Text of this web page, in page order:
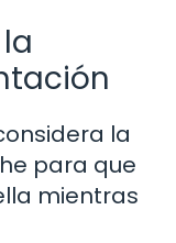
la
para que
mientras